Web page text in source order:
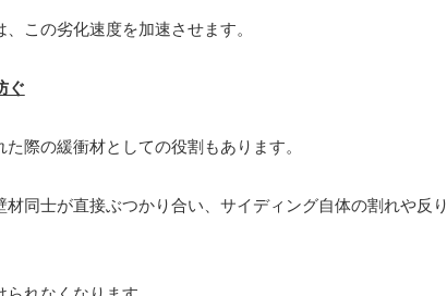
この劣化速度を加速させます。
ぐ
際の緩衝材としての役割もあります。
同士が直接ぶつかり合い、サイディング自体の割れや反り